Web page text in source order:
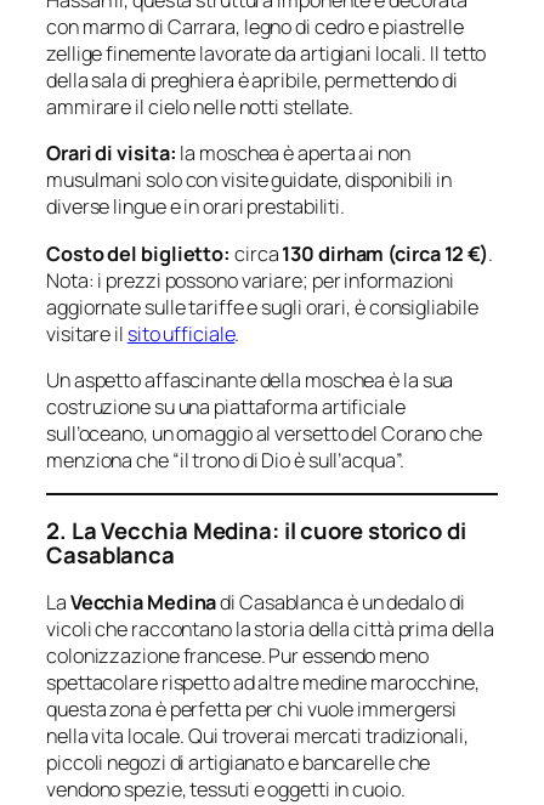
con marmo di Carrara, legno di cedro e piastrelle
zellige finemente lavorate da artigiani locali. Il tetto
della sala di preghiera è apribile, permettendo di
ammirare il cielo nelle notti stellate.
Orari di visita: la moschea è aperta ai non
musulmani solo con visite guidate, disponibili in
diverse lingue e in orari prestabiliti.
Costo del biglietto: circa130 dirham (circa 12 €).
Nota: i prezzi possono variare; per informazioni
aggiornate sulle tariffe e sugli orari, è consigliabile
visitare il sito ufficiale.
Un aspetto affascinante della moschea è la sua
costruzione su una piattaforma artificiale
sull’oceano, un omaggio al versetto del Corano che
menziona che “il trono di Dio è sull’acqua”.
2. La Vecchia Medina: il cuore storico di
Casablanca
LaVecchia Medinadi Casablanca è un dedalo di
vicoli che raccontano la storia della città prima della
colonizzazione francese. Pur essendo meno
spettacolare rispetto ad altre medine marocchine,
questa zona è perfetta per chi vuole immergersi
nella vita locale. Qui troverai mercati tradizionali,
piccoli negozi di artigianato e bancarelle che
vendono spezie, tessuti e oggetti in cuoio.